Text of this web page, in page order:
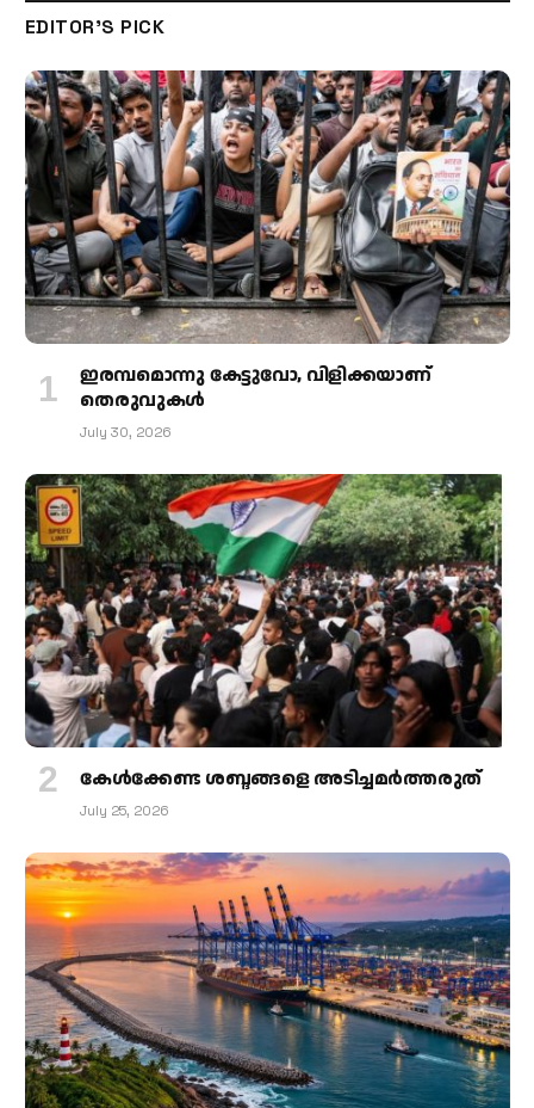
EDITOR'S PICK
ഇരമ്പമൊന്നു കേട്ടുവോ, വിളിക്കയാണ്
തെരുവുകള്‍
July 30, 2026
കേള്‍ക്കേണ്ട ശബ്ദങ്ങളെ അടിച്ചമര്‍ത്തരുത്
July 25, 2026